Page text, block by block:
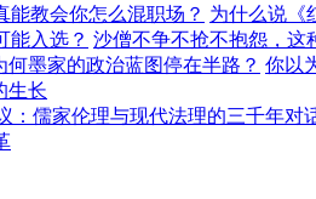
能教会你怎么混职场？ 为什么说《
能入选？ 沙僧不争不抢不抱怨，这
何墨家的政治蓝图停在半路？ 你以
生长
：儒家伦理与现代法理的三千年对